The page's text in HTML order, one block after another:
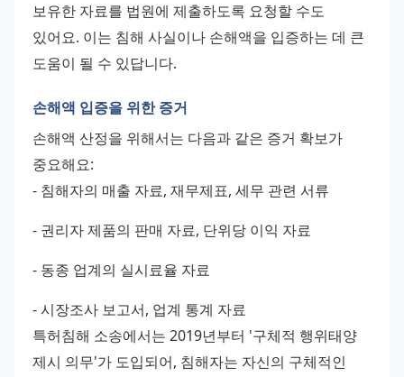
보유한 자료를 법원에 제출하도록 요청할 수도
있어요. 이는 침해 사실이나 손해액을 입증하는 데 큰
도움이 될 수 있답니다.
손해액 입증을 위한 증거
손해액 산정을 위해서는 다음과 같은 증거 확보가
중요해요:
- 침해자의 매출 자료, 재무제표, 세무 관련 서류
- 권리자 제품의 판매 자료, 단위당 이익 자료
- 동종 업계의 실시료율 자료
- 시장조사 보고서, 업계 통계 자료
특허침해 소송에서는 2019년부터 '구체적 행위태양
제시 의무'가 도입되어, 침해자는 자신의 구체적인